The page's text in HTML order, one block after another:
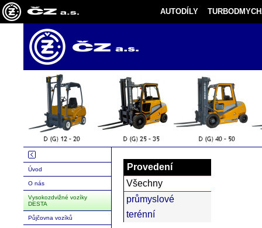
AUTODÍLY
Úvod
O nás
Vysokozdvižné vozíky
DESTA
Půjčovna vozíků
Provedení
Všechny
průmyslové
terénní